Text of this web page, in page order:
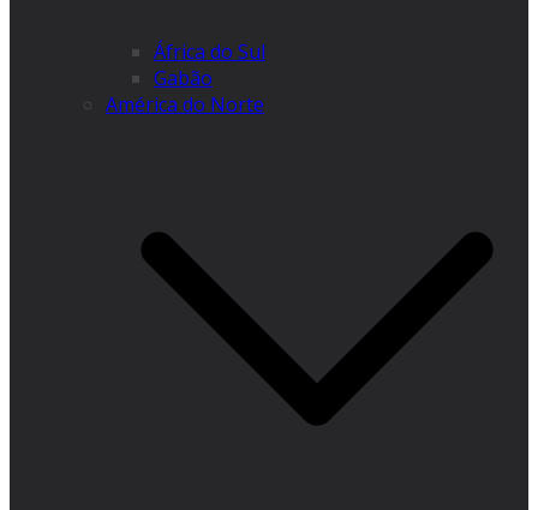
África do Sul
Gabão
América do Norte